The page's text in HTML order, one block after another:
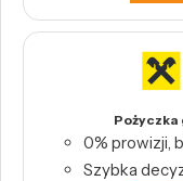
Pożyczka
0% prowizji,
Szybka